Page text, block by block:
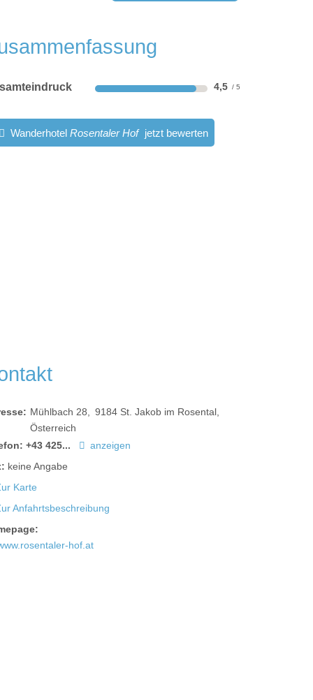
4,5
WanderhotelRosentaler Hof jetzt bewerten
Mühlbach 28 9184 St. Jakob im Rosental
Österreich
+43 425...
anzeigen
keine Angabe
Karte
Anfahrtsbeschreibung
hof.at